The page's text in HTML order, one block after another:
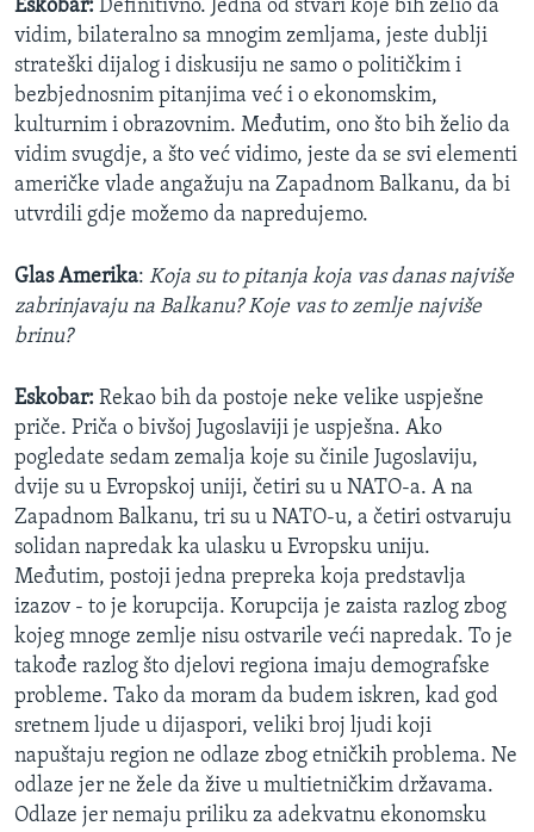
Eskobar: Definitivno. Jedna od stvari koje bih želio da
vidim, bilateralno sa mnogim zemljama, jeste dublji
strateški dijalog i diskusiju ne samo o političkim i
bezbjednosnim pitanjima već i o ekonomskim,
kulturnim i obrazovnim. Međutim, ono što bih želio da
vidim svugdje, a što već vidimo, jeste da se svi elementi
američke vlade angažuju na Zapadnom Balkanu, da bi
utvrdili gdje možemo da napredujemo.
Glas Amerika: Koja su to pitanja koja vas danas najviše
zabrinjavaju na Balkanu? Koje vas to zemlje najviše
brinu?
Eskobar: Rekao bih da postoje neke velike uspješne
priče. Priča o bivšoj Jugoslaviji je uspješna. Ako
pogledate sedam zemalja koje su činile Jugoslaviju,
dvije su u Evropskoj uniji, četiri su u NATO-a. A na
Zapadnom Balkanu, tri su u NATO-u, a četiri ostvaruju
solidan napredak ka ulasku u Evropsku uniju.
Međutim, postoji jedna prepreka koja predstavlja
izazov - to je korupcija. Korupcija je zaista razlog zbog
kojeg mnoge zemlje nisu ostvarile veći napredak. To je
takođe razlog što djelovi regiona imaju demografske
probleme. Tako da moram da budem iskren, kad god
sretnem ljude u dijaspori, veliki broj ljudi koji
napuštaju region ne odlaze zbog etničkih problema. Ne
odlaze jer ne žele da žive u multietničkim državama.
Odlaze jer nemaju priliku za adekvatnu ekonomsku